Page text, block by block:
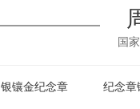
国
银镶金纪念章 纪念章